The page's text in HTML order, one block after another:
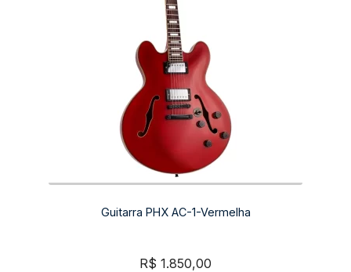
Guitarra PHX AC-1-Vermelha
R$ 1.850,00